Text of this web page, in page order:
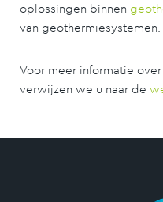
oplossingen binnen
van geothermiesystemen.
Voor meer informatie
verwijzen we u naar de